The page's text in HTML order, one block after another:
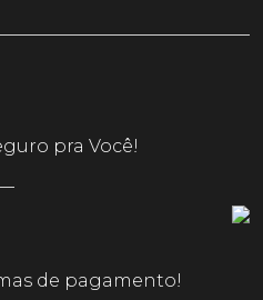
pra Você!
de pagamento!